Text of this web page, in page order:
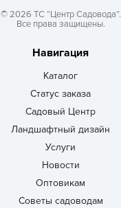
© 2026 ТС “Центр Садовода”.
Все права защищены.
Навигация
Каталог
Статус заказа
Садовый Центр
Ландшафтный дизайн
Услуги
Новости
Оптовикам
Советы садоводам